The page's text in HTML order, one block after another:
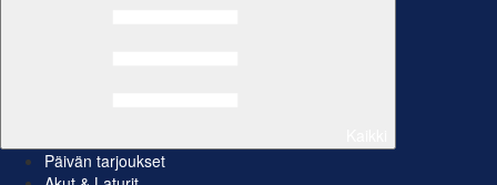
Päivän tarjoukset